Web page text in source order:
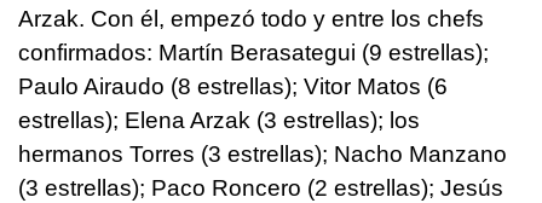
Arzak. Con él, empezó todo y entre los chefs
confirmados: Martín Berasategui (9 estrellas);
Paulo Airaudo (8 estrellas); Vitor Matos (6
estrellas); Elena Arzak (3 estrellas); los
hermanos Torres (3 estrellas); Nacho Manzano
(3 estrellas); Paco Roncero (2 estrellas); Jesús